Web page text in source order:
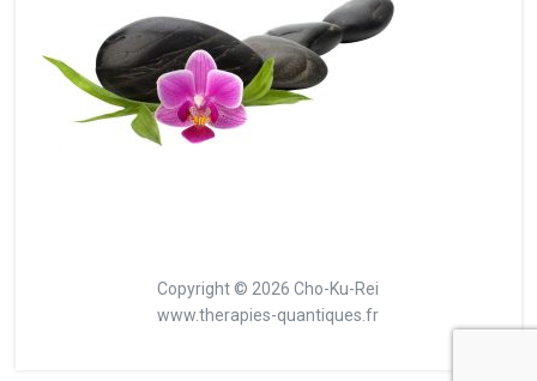
Copyright © 2026 Cho-Ku-Rei
www.therapies-quantiques.fr